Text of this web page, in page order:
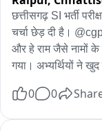
छत्तीसगढ़ SI भर्ती
चर्चा छेड़ दी है।
और हे राम जैसे नामों के
गया। अभ्यर्थियों ने
HeyRam,
0 0